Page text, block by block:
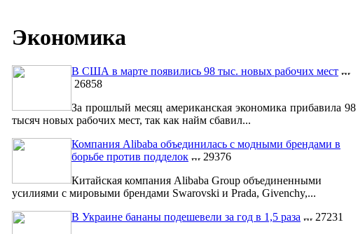
Экономика
В США в марте появились 98 тыс. новых рабочих мест
26858
За прошлый месяц американская экономика прибавила 98
тысяч новых рабочих мест, так как найм сбавил...
Компания Alibaba объединилась с модными брендами в
борьбе против подделок
29376
Китайская компания Alibaba Group объединенными
усилиями с мировыми брендами Swarovski и Prada, Givenchy,...
В Украине бананы подешевели за год в 1,5 раза
27231